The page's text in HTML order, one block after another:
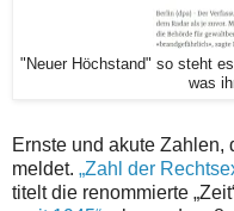
"Neuer Höchstand" so steht
was
Ernste und akute Zahlen,
meldet. „Zahl der
titelt die renommierte